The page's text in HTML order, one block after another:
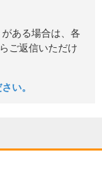
ある場合は、各
ご返信いただけ
い。